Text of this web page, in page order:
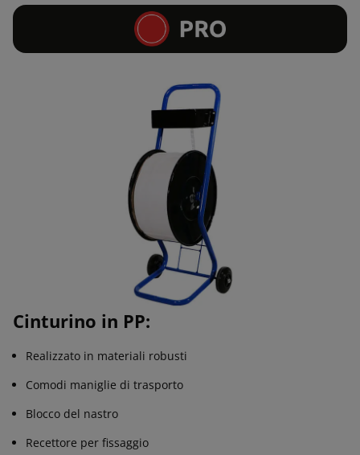
Cinturino in PP:
Realizzato in materiali robusti
Comodi maniglie di trasporto
Blocco del nastro
Recettore per fissaggio